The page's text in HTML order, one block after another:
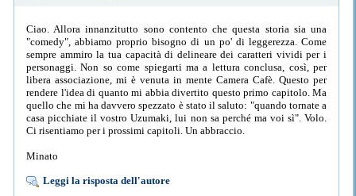
Ciao. Allora innanzitutto sono contento che questa storia sia una
"comedy", abbiamo proprio bisogno di un po' di leggerezza. Come
sempre ammiro la tua capacità di delineare dei caratteri vividi per i
personaggi. Non so come spiegarti ma a lettura conclusa, così, per
libera associazione, mi è venuta in mente Camera Cafè. Questo per
rendere l'idea di quanto mi abbia divertito questo primo capitolo. Ma
quello che mi ha davvero spezzato è stato il saluto: "quando tornate a
casa picchiate il vostro Uzumaki, lui non sa perché ma voi sì". Volo.
Ci risentiamo per i prossimi capitoli. Un abbraccio.
Minato
Leggi la risposta dell'autore